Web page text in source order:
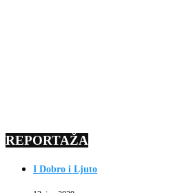
REPORTAŽA
I Dobro i Ljuto